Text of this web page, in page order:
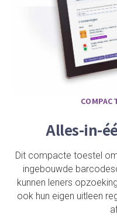
Alles-in-
Dit compacte toestel
ingebouwde
kunnen leners
ook hun eigen uitleen